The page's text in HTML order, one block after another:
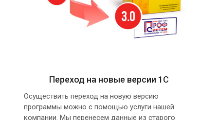
Переход на новые версии 1С
Осуществить переход на новую версию
программы можно с помощью услуги нашей
компании. Мы перенесем данные из старого